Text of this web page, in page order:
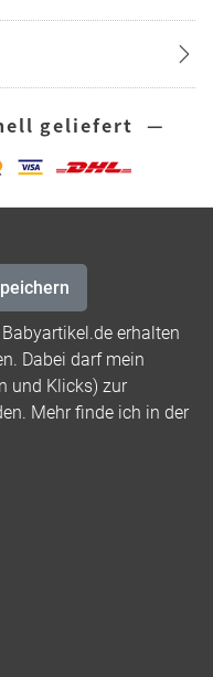
geliefert —
erhalten
Dabei darf mein
und Klicks) zur
Mehr finde ich in der